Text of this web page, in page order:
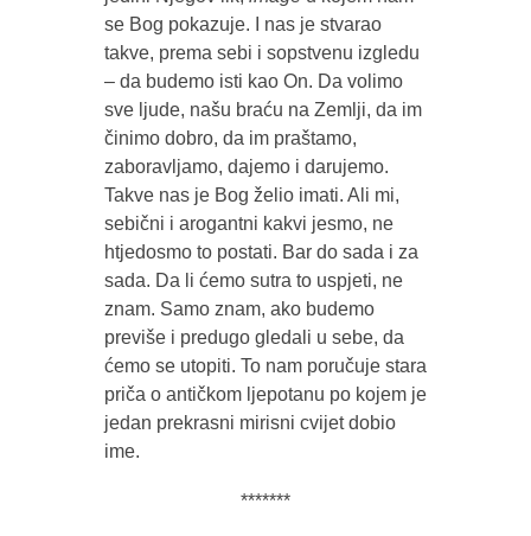
se Bog pokazuje. I nas je stvarao
takve, prema sebi i sopstvenu izgledu
– da budemo isti kao On. Da volimo
sve ljude, našu braću na Zemlji, da im
činimo dobro, da im praštamo,
zaboravljamo, dajemo i darujemo.
Takve nas je Bog želio imati. Ali mi,
sebični i arogantni kakvi jesmo, ne
htjedosmo to postati. Bar do sada i za
sada. Da li ćemo sutra to uspjeti, ne
znam. Samo znam, ako budemo
previše i predugo gledali u sebe, da
ćemo se utopiti. To nam poručuje stara
priča o antičkom ljepotanu po kojem je
jedan prekrasni mirisni cvijet dobio
ime.
*******